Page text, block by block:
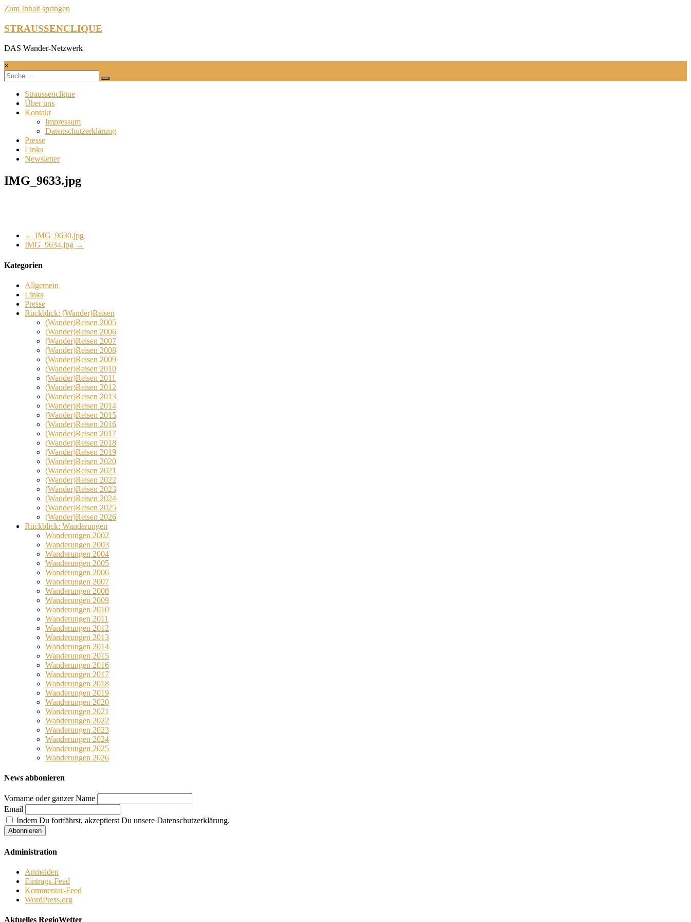
Zum Inhalt springen
STRAUSSENCLIQUE
DAS Wander-Netzwerk
×
Straussenclique
Über uns
Kontakt
Impressum
Datenschutzerklärung
Presse
Links
Newsletter
IMG_9633.jpg
← IMG_9630.jpg
IMG_9634.jpg →
Kategorien
Allgemein
Links
Presse
Rückblick: (Wander)Reisen
(Wander)Reisen 2005
(Wander)Reisen 2006
(Wander)Reisen 2007
(Wander)Reisen 2008
(Wander)Reisen 2009
(Wander)Reisen 2010
(Wander)Reisen 2011
(Wander)Reisen 2012
(Wander)Reisen 2013
(Wander)Reisen 2014
(Wander)Reisen 2015
(Wander)Reisen 2016
(Wander)Reisen 2017
(Wander)Reisen 2018
(Wander)Reisen 2019
(Wander)Reisen 2020
(Wander)Reisen 2021
(Wander)Reisen 2022
(Wander)Reisen 2023
(Wander)Reisen 2024
(Wander)Reisen 2025
(Wander)Reisen 2026
Rückblick: Wanderungen
Wanderungen 2002
Wanderungen 2003
Wanderungen 2004
Wanderungen 2005
Wanderungen 2006
Wanderungen 2007
Wanderungen 2008
Wanderungen 2009
Wanderungen 2010
Wanderungen 2011
Wanderungen 2012
Wanderungen 2013
Wanderungen 2014
Wanderungen 2015
Wanderungen 2016
Wanderungen 2017
Wanderungen 2018
Wanderungen 2019
Wanderungen 2020
Wanderungen 2021
Wanderungen 2022
Wanderungen 2023
Wanderungen 2024
Wanderungen 2025
Wanderungen 2026
News abbonieren
Vorname oder ganzer Name
Email
Indem Du fortfährst, akzeptierst Du unsere Datenschutzerklärung.
Administration
Anmelden
Eintrags-Feed
Kommentar-Feed
WordPress.org
Aktuelles RegioWetter